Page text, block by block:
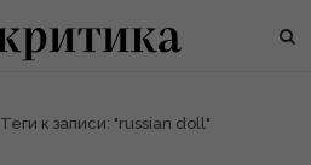
Теги к записи: "russian doll"